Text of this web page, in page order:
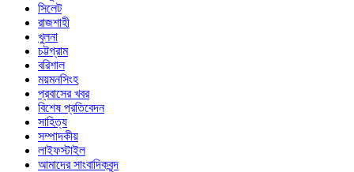
সিলেট
রাজশাহী
খুলনা
চট্টগ্রাম
বরিশাল
ময়মনসিংহ
প্রবাসের খবর
বিশেষ প্রতিবেদন
সাহিত্য
সম্পাদকীয়
লাইফস্টাইল
আমাদের সাংবাদিকবৃন্দ